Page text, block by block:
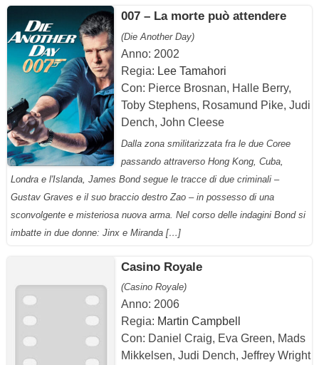
007 – La morte può attendere
(Die Another Day)
Anno: 2002
Regia: Lee Tamahori
Con: Pierce Brosnan, Halle Berry,
Toby Stephens, Rosamund Pike, Judi
Dench, John Cleese
Dalla zona smilitarizzata fra le due Coree
passando attraverso Hong Kong, Cuba,
Londra e l'Islanda, James Bond segue le tracce di due criminali –
Gustav Graves e il suo braccio destro Zao – in possesso di una
sconvolgente e misteriosa nuova arma. Nel corso delle indagini Bond si
imbatte in due donne: Jinx e Miranda […]
Casino Royale
(Casino Royale)
Anno: 2006
Regia: Martin Campbell
Con: Daniel Craig, Eva Green, Mads
Mikkelsen, Judi Dench, Jeffrey Wright